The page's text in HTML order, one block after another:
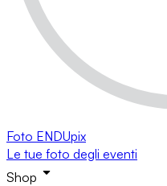
Foto ENDUpix
Le tue foto degli eventi
Shop